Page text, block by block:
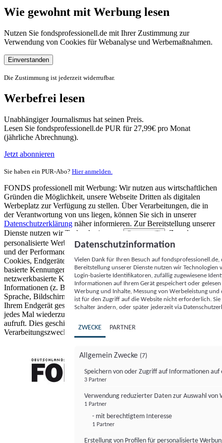
Wie gewohnt mit Werbung lesen
Nutzen Sie fondsprofessionell.de mit Ihrer Zustimmung zur
Verwendung von Cookies für Webanalyse und Werbemaßnahmen.
Einverstanden
Die Zustimmung ist jederzeit widerrufbar.
Werbefrei lesen
Unabhängiger Journalismus hat seinen Preis.
Lesen Sie fondsprofessionell.de PUR für 27,99€ pro Monat
(jährliche Abrechnung).
Jetzt abonnieren
Sie haben ein PUR-Abo? Hier anmelden.
FONDS professionell mit Werbung: Wir nutzen aus wirtschaftlichen
Gründen die Möglichkeit, unsere Webseite Dritten als digitalen
Werbeplatz zur Verfügung zu stellen. Über Verarbeitungen, die in
der Verantwortung von uns liegen, können Sie sich in unserer
Datenschutzerklärung näher informieren. Zur Bereitstellung unserer
Dienste nutzen wir Technologien von
Partnern (5)
. Zwecke:
personalisierte Werbung und Inhalte, Messung von Werbeleistung
und der Performance von Inhalten sowie Zielgruppenforschung.
Cookies, Endgeräte- oder ähnliche Online-Kennungen (z. B. login-
basierte Kennungen, zufällig generierte Kennungen,
netzwerkbasierte Kennungen) können zusammen mit anderen
Informationen (z. B. Browsertyp und Browserinformationen,
Sprache, Bildschirmgröße, unterstützte Technologien usw.) auf
Ihrem Endgerät gespeichert oder von dort ausgelesen werden, um es
jedes Mal wiederzuerkennen, wenn es eine App oder einer Webseite
aufruft. Dies geschieht für einen oder mehrere der hier aufgeführten
Verarbeitungszwecke.
Datenschutzinformation
Vielen Dank für Ihren Besuch auf
Bereitstellung unserer Dienste nutzen wir Technologien
Login-basierte Identifikatoren, zufällig zugewiesene
Informationen auf Ihrem Gerät gespeichert oder
Werbung und Inhalte, Messung von Werbeleistung
ist für den Zugriff auf die Website nicht erforderlich.
Schalter ändern, oder später jederzeit via
ZWECKE PARTNER
Allgemein Zwecke (7)
Speichern von oder Zugriff auf Informationen auf
3 Partner
Verwendung reduzierter Daten zur Auswahl von
1 Partner
- mit berechtigtem Interesse
1 Partner
Erstellung von Profilen für personalisierte
FONDS professionell